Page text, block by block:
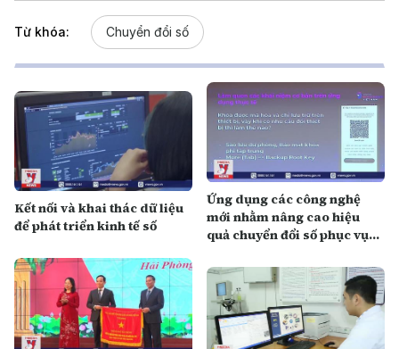
Từ khóa: Chuyển đổi số
Kết nối và khai thác dữ liệu
để phát triển kinh tế số
Ứng dụng các công nghệ
mới nhằm nâng cao hiệu
quả chuyển đổi số phục vụ